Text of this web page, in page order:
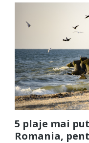
5 plaje mai
Romania,